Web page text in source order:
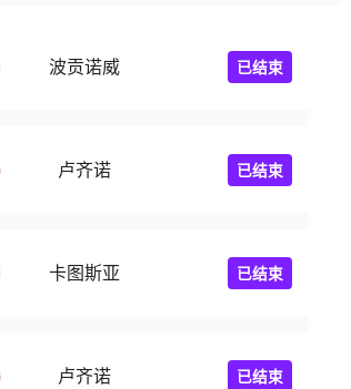
波贡诺威 已结束
卢齐诺 已结束
卡图斯亚 已结束
卢齐诺 已结束